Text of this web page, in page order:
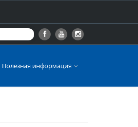
Полезная информация